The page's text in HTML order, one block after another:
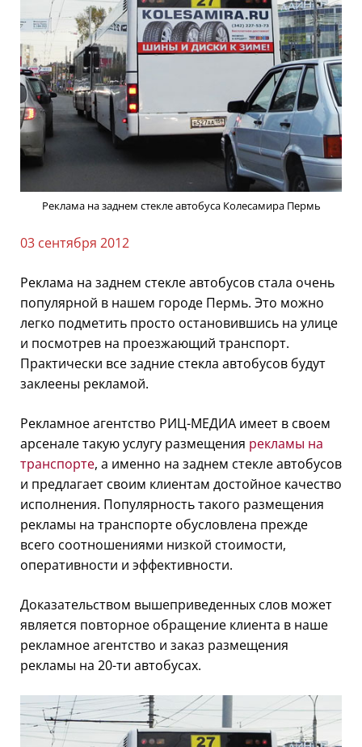
Реклама на заднем стекле автобуса Колесамира Пермь
03 сентября 2012
Реклама на заднем стекле автобусов стала очень
популярной в нашем городе Пермь. Это можно
легко подметить просто остановившись на улице
и посмотрев на проезжающий транспорт.
Практически все задние стекла автобусов будут
заклеены рекламой.
Рекламное агентство РИЦ-МЕДИА имеет в своем
арсенале такую услугу размещения рекламы на
транспорте, а именно на заднем стекле автобусов
и предлагает своим клиентам достойное качество
исполнения. Популярность такого размещения
рекламы на транспорте обусловлена прежде
всего соотношениями низкой стоимости,
оперативности и эффективности.
Доказательством вышеприведенных слов может
является повторное обращение клиента в наше
рекламное агентство и заказ размещения
рекламы на 20-ти автобусах.